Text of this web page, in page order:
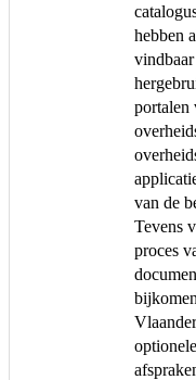
hebben
portalen
van de
Tevens
proces